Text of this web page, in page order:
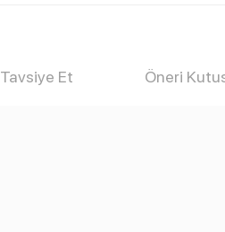
Tavsiye Et Öneri